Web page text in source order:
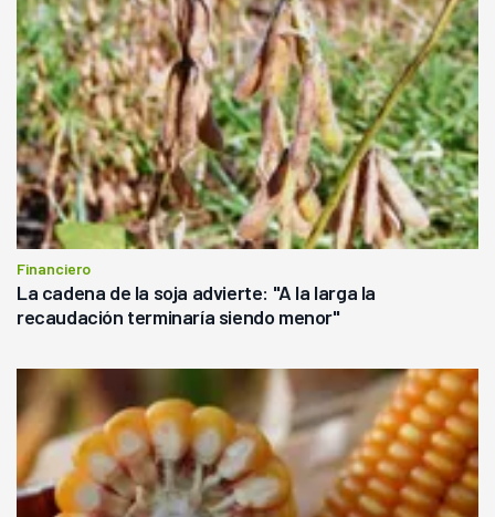
Financiero
La cadena de la soja advierte: "A la larga la
recaudación terminaría siendo menor"